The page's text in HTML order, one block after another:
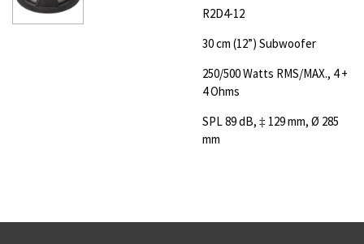
R2D4-12
30 cm (12”) Subwoofer
250/500 Watts RMS/MAX., 4 +
4 Ohms
SPL 89 dB, ‡ 129 mm, Ø 285
mm